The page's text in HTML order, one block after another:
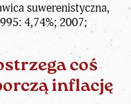
suwerenistyczna,
4,74%; 2007:
coś
inflację